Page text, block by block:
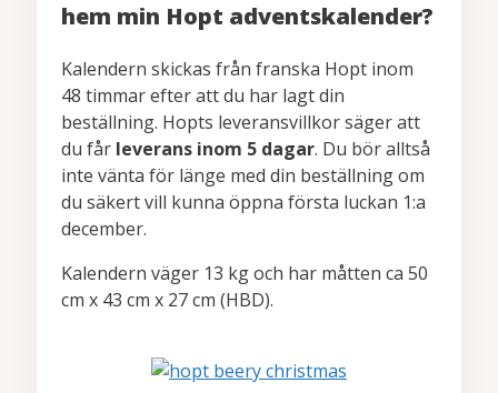
hem min Hopt adventskalender?
Kalendern skickas från franska Hopt inom
48 timmar efter att du har lagt din
beställning. Hopts leveransvillkor säger att
du får leverans inom 5 dagar. Du bör alltså
inte vänta för länge med din beställning om
du säkert vill kunna öppna första luckan 1:a
december.
Kalendern väger 13 kg och har måtten ca 50
cm x 43 cm x 27 cm (HBD).